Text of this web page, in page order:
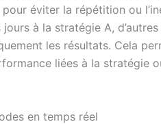
éviter la répétition ou
à la stratégie A, d’autres
les résultats. Cela
liées à la stratégie
en temps réel